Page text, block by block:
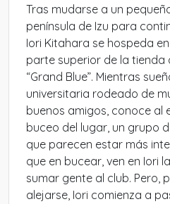
Tras mudarse a un
península de Izu para
Iori Kitahara se hospeda
parte superior de la tienda
“Grand Blue”. Mientras
universitaria rodeado de
buenos amigos, conoce al
buceo del lugar, un grupo
que parecen estar más
que en bucear, ven en Iori
sumar gente al club. Pero,
alejarse, Iori comienza a